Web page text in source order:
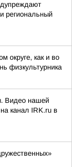
региональный
округе, как и во
физкультурника
Видео нашей
канал IRK.ru в